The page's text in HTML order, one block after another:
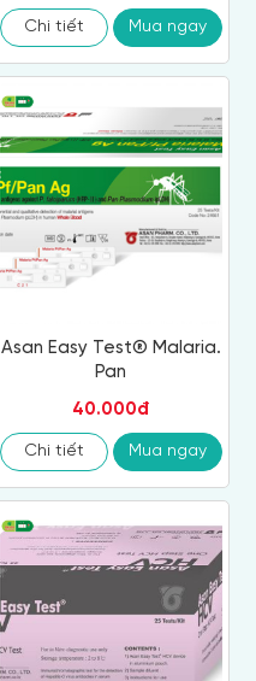
Chi tiết Mua ngay
Asan Easy Test® Malaria.
Pan
40.000đ
Chi tiết Mua ngay